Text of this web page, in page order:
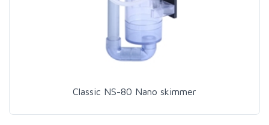
Classic NS-80 Nano skimmer